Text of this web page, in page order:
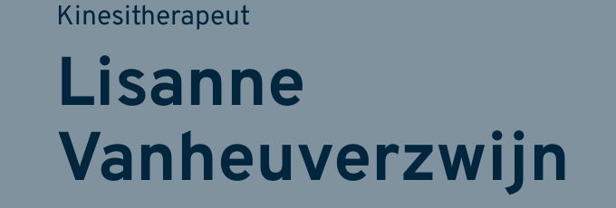
Kinesitherapeut
Lisanne
Vanheuverzwijn